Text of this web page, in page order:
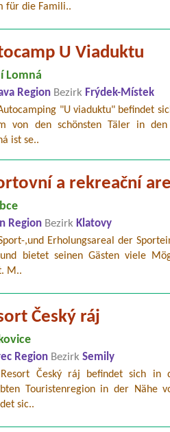
für die Famili..
U Viaduktu
Lomná
Region Bezirk Frýdek-Místek
"U viaduktu" befindet
von den schönsten Täler in den
ist se..
a rekreační
Region Bezirk Klatovy
,und Erholungsareal der
bietet seinen Gästen viele
M..
Český ráj
Region Bezirk Semily
Resort Český ráj befindet sich in
Touristenregion in der Nähe
sic..